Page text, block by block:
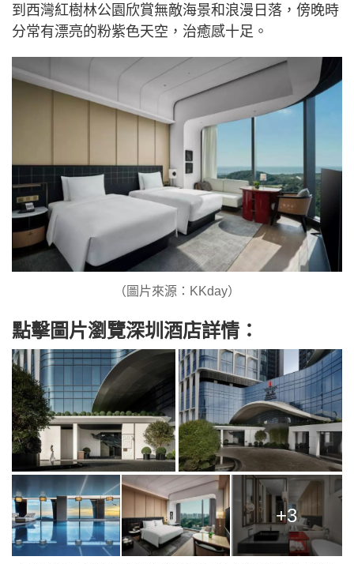
到西灣紅樹林公園欣賞無敵海景和浪漫日落，傍晚時
分常有漂亮的粉紫色天空，治癒感十足。
（圖片來源：KKday）
點擊圖片瀏覽深圳酒店詳情：
+3